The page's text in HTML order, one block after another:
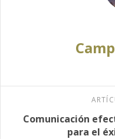
Comunicación
para el